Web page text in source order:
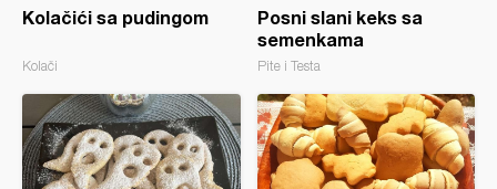
Kolačići sa pudingom
Kolači
Posni slani keks sa
semenkama
Pite i Testa